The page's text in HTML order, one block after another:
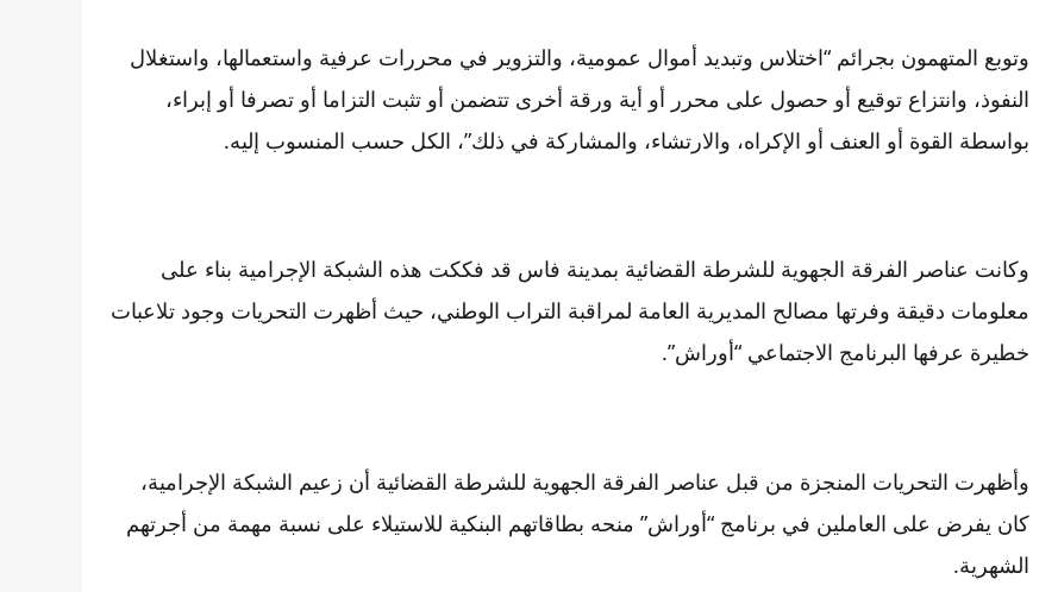
وتوبع المتهمون بجرائم “اختلاس وتبديد أموال عمومية، والتزوير في محررات عرفية واستعمالها، واستغلال
النفوذ، وانتزاع توقيع أو حصول على محرر أو أية ورقة أخرى تتضمن أو تثبت التزاما أو تصرفا أو إبراء،
بواسطة القوة أو العنف أو الإكراه، والارتشاء، والمشاركة في ذلك”، الكل حسب المنسوب إليه.
وكانت عناصر الفرقة الجهوية للشرطة القضائية بمدينة فاس قد فككت هذه الشبكة الإجرامية بناء على
معلومات دقيقة وفرتها مصالح المديرية العامة لمراقبة التراب الوطني، حيث أظهرت التحريات وجود تلاعبات
خطيرة عرفها البرنامج الاجتماعي “أوراش”.
وأظهرت التحريات المنجزة من قبل عناصر الفرقة الجهوية للشرطة القضائية أن زعيم الشبكة الإجرامية،
كان يفرض على العاملين في برنامج “أوراش” منحه بطاقاتهم البنكية للاستيلاء على نسبة مهمة من أجرتهم
الشهرية.